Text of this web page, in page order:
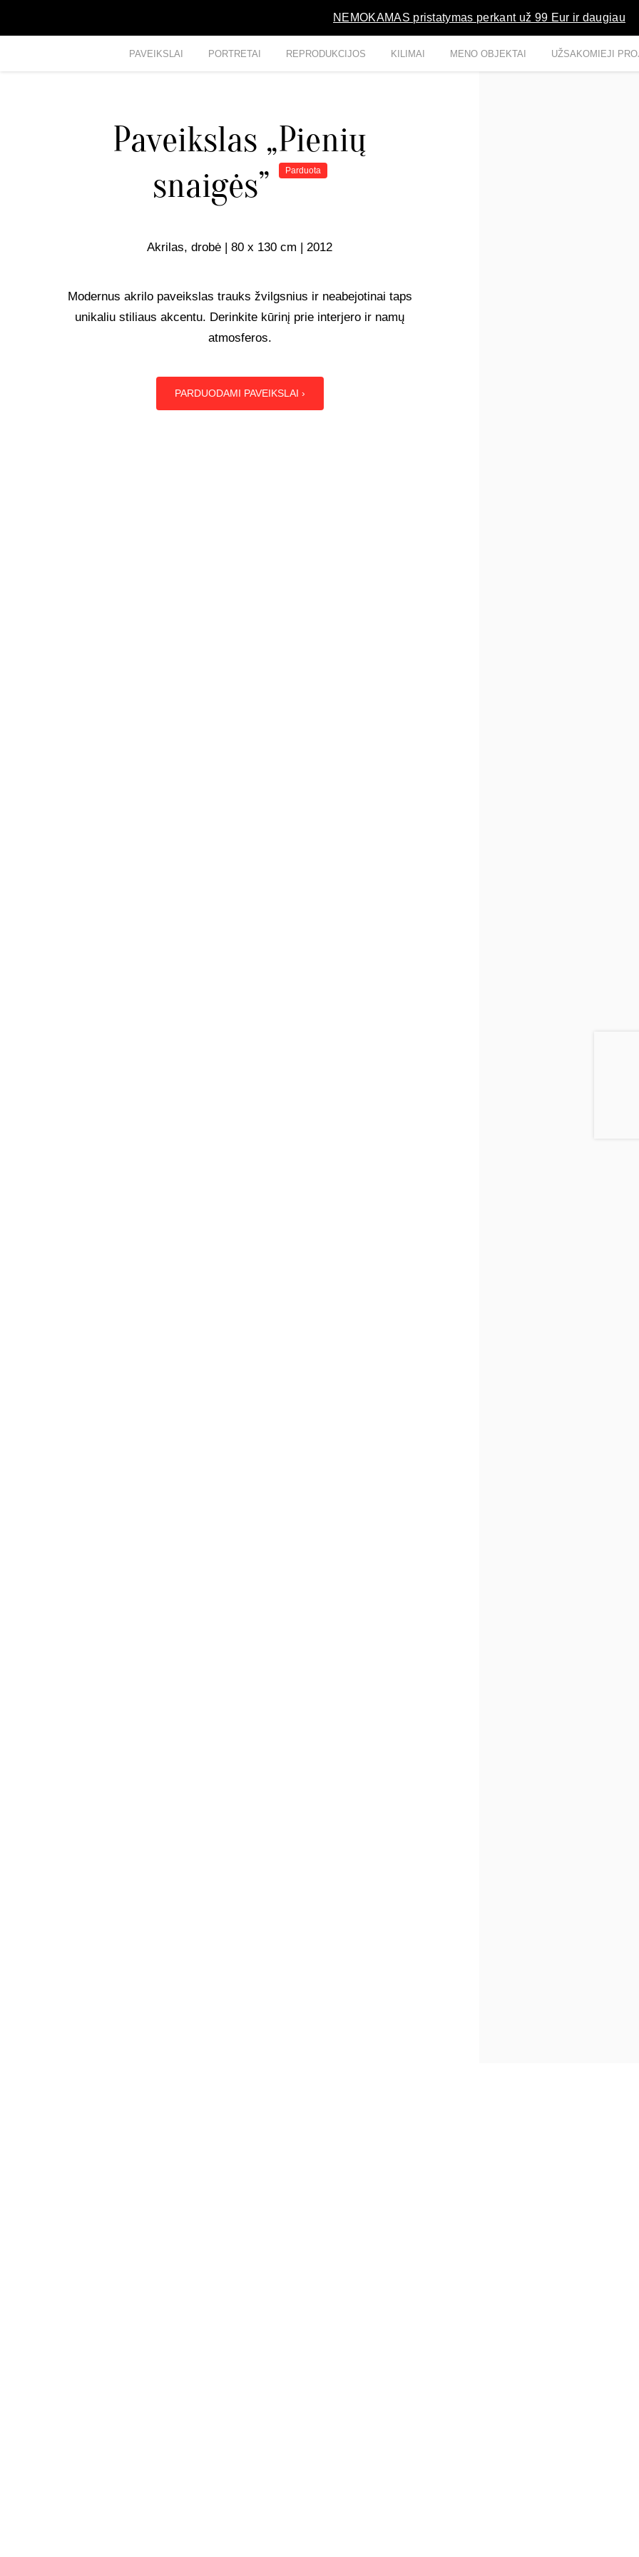
NEMOKAMAS pristatymas perkant už 99 Eur ir daugiau
PAVEIKSLAI PORTRETAI REPRODUKCIJOS KILIMAI MENO OBJEKTAI UŽSAKOMIEJI
Paveikslas „Pienių
snaigės”
Parduota
Akrilas, drobė | 80 x 130 cm | 2012
Modernus akrilo paveikslas trauks žvilgsnius ir neabejotinai taps
unikaliu stiliaus akcentu. Derinkite kūrinį prie interjero ir namų
atmosferos.
PARDUODAMI PAVEIKSLAI ›